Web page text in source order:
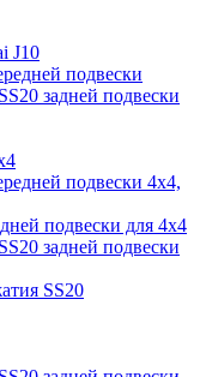
J10
подвески
задней подвески
подвески 4х4,
подвески для 4х4
задней подвески
SS20